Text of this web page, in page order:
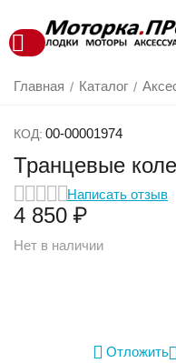
Главная / Каталог /
КОД: 00-00001974
Транцевые
Написать отзыв
4 850 ₽
Нет в наличии
Отложить